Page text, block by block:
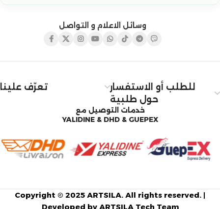
وسائل الاعلام و التواصل
تعرّف علينا
للطلب أو الاستفسار
حول طلبية
خدمات التوصيل مع
YALIDINE & DHD & GUEPEX
Copyright © 2025 ARTSILA. All rights reserved. |
Developed by ARTSILA Tech Team